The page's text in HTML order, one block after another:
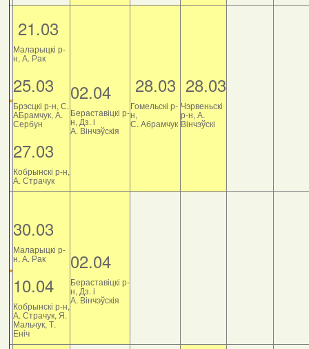
21.03
Маларыцкі р-
н, А. Рак
25.03
Брэсцкі р-н, С.
АБрамчук, А.
Сербун
27.03
Кобрынскі р-н,
А. Страчук
02.04
Бераставіцкі р-
н, Дз. і
А. Вінчэўскія
28.03
Гомельскі р-
н,
С. Абрамчук
28.03
Чэрвеньскі
р-н, А.
Вінчэўскі
30.03
Маларыцкі р-
н, А. Рак
10.04
Кобрынскі р-н,
А. Страчук, Я.
Мальчук, Т.
Еніч
02.04
Бераставіцкі р-
н, Дз. і
А. Вінчэўскія